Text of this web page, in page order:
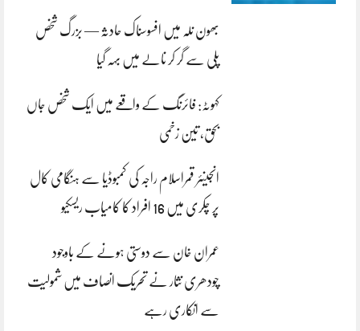
بھون نلہ میں افسوسناک حادثہ — بزرگ شخص
پلی سے گر کر نالے میں بہہ گیا
کہوٹہ: فائرنگ کے واقعے میں ایک شخص جاں
بحق، تین زخمی
انجینئر قمراسلام راجہ کی کمبوڈیا سے ہنگامی کال
پر چکری میں 16 افراد کا کامیاب ریسکیو
عمران خان سے دوستی ہونے کے باوجود
چودھری نثار نے تحریک انصاف میں شمولیت
سے انکاری رہے